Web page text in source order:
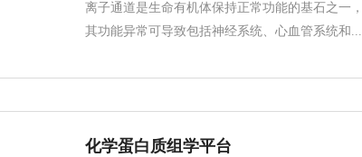
离子通道是生命有机体保持正常功能的基石之一，
其功能异常可导致包括神经系统、心血管系统和...
化学蛋白质组学平台